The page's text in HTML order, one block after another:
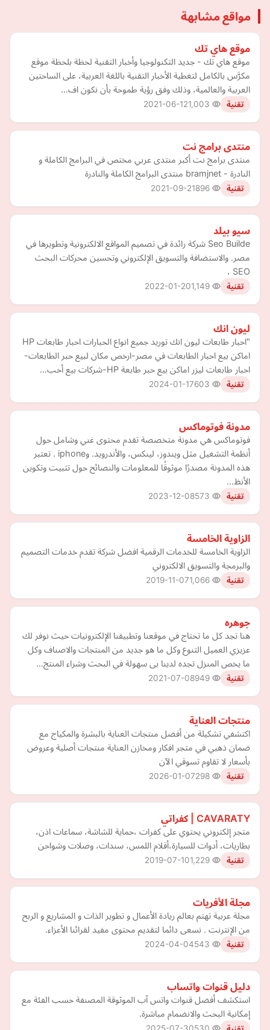
مواقع مشابهة
موقع هاي تك
موقع هاي تك - جديد التكنولوجيا وأخبار التقنية لحظة بلحظة موقع
مكرَّس بالكامل لتغطية الأخبار التقنية باللغة العربية، على الساحتين
العربية والعالمية، وذلك وفق رؤية طموحة بأن نكون اف…
تقنية 2021-06-12
منتدى برامج نت
منتدى برامج نت أكبر منتدى عربي مختص في البرامج الكاملة و
النادرة - bramjnet منتدى البرامج الكاملة والنادرة
تقنية 2021-09-21
سيو بيلد
Seo Builde شركة رائدة في تصميم المواقع الالكترونية وتطويرها في
مصر. والاستضافة والتسويق الإلكتروني وتحسين محركات البحث
SEO ،
تقنية 2022-01-20
ليون انك
"احبار طابعات ليون انك توريد جميع انواع الحبارات احبار طابعات HP
اماكن بيع احبار الطابعات في مصر-ارخص مكان لبيع حبر الطابعات-
احبار طابعات ليزر اماكن بيع حبر طابعة HP-شركات بيع أحب…
تقنية 2024-01-17
مدونة فوتوماكس
فوتوماكس هي مدونة متخصصة تقدم محتوى غني وشامل حول
أنظمة التشغيل مثل ويندوز، لينكس، والأندرويد. وiphone . تعتبر
هذه المدونة مصدرًا موثوقًا للمعلومات والنصائح حول تثبيت وتكوين
الأنظ…
تقنية 2023-12-08
الزاوية الخامسة
الزاوية الخامسة للخدمات الرقمية افضل شركة تقدم خدمات التصميم
والبرمجة والتسويق الالكتروني
تقنية 2019-11-07
جوهره
هنا تجد كل ما تحتاج في موقعنا وتطبيقنا الإلكترونيات حيث نوفر لك
عزيزي العميل التنوع وكل ما هو جديد من المنتجات والاصناف وكل
ما يخص المنزل تجده لدينا بى سهولة في البحث وشراء المنتج…
تقنية 2021-07-08
منتجات العناية
اكتشفي تشكيلة من أفضل منتجات العناية بالبشرة والمكياج مع
ضمان ذهبي في متجر افكار ومخازن العناية منتجات أصلية وعروض
بأسعار لا تقاوم تسوقي الآن
تقنية 2026-01-07
CAVARATY | كفراتي
متجر إلكتروني يحتوي على كفرات ،حماية للشاشة، سماعات اذن،
بطاريات، أدوات للسيارة،أقلام اللمس، سندات، وصلات وشواحن
تقنية 2019-07-10
مجلة الأفريات
مجلة عربية تهتم بعالم ريادة الأعمال و تطوير الذات و المشاريع و الربح
من الإنترنت . نسعى دائما لتقديم محتوى مفيد لقرائنا الأعزاء.
تقنية 2024-04-04
دليل قنوات واتساب
استكشف أفضل قنوات واتس آب الموثوقة المصنفة حسب الفئة مع
إمكانية البحث والانضمام مباشرة.